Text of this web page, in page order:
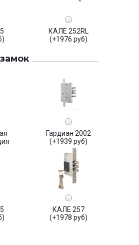
КАЛЕ 252RL
(+1976 руб)
Гардиан 2002
(+1939 руб)
КАЛЕ 257
(+1978 руб)